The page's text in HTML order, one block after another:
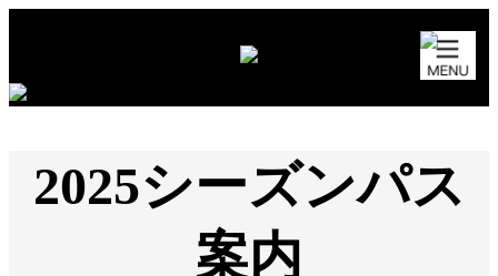
2025シーズンパス
案内